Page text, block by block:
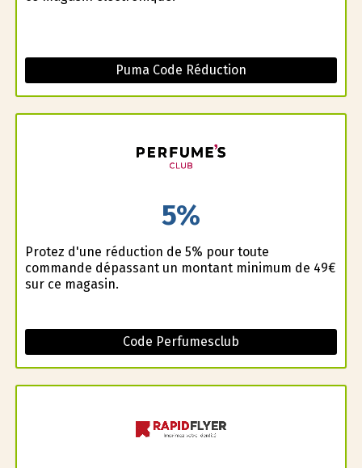
Puma Code Réduction
5%
Profitez d'une réduction de 5% pour toute
commande dépassant un montant minimum de 49€
sur ce magasin.
Code Perfumesclub